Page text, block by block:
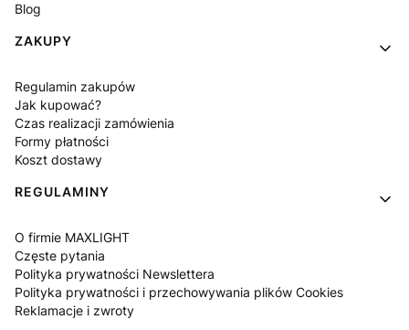
Blog
ZAKUPY
Regulamin zakupów
Jak kupować?
Czas realizacji zamówienia
Formy płatności
Koszt dostawy
REGULAMINY
O firmie MAXLIGHT
Częste pytania
Polityka prywatności Newslettera
Polityka prywatności i przechowywania plików Cookies
Reklamacje i zwroty